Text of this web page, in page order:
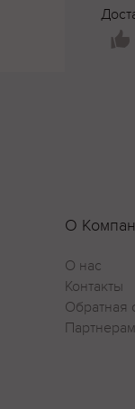
О
О нас
Контакты
Обратная
Партнерам